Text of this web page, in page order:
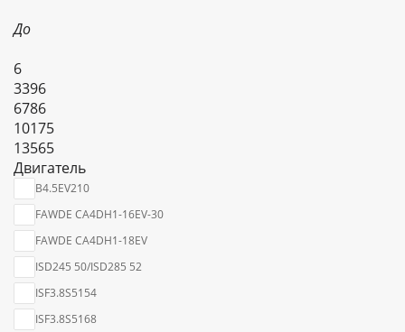
До
6
3396
6786
10175
13565
Двигатель
B4.5EV210
FAWDE CA4DH1-16EV-30
FAWDE CA4DH1-18EV
ISD245 50/ISD285 52
ISF3.8S5154
ISF3.8S5168